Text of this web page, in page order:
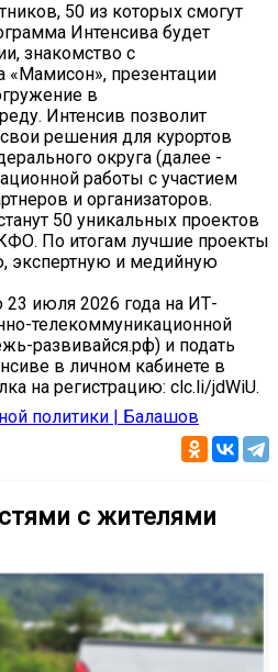
50 из которых смогут
Интенсива будет
знакомство с
«Мамисон», презентации
в
Интенсив позволит
решения для курортов
округа (далее -
работы с участием
и организаторов.
50 уникальных проектов
По итогам лучшие проекты
экспертную и медийную
23 июля 2026 года на ИТ-
телекоммуникационной
развивайся.рф) и подать
в личном кабинете в
на регистрацию: clc.li/jdWiU.
политики | Балашов
с жителями